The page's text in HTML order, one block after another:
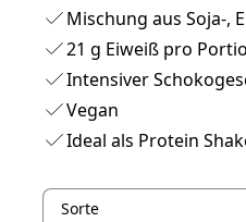
Mischung aus Soja-,
21 g Eiweiß pro
Intensiver
Vegan
Ideal als Protein
Sorte